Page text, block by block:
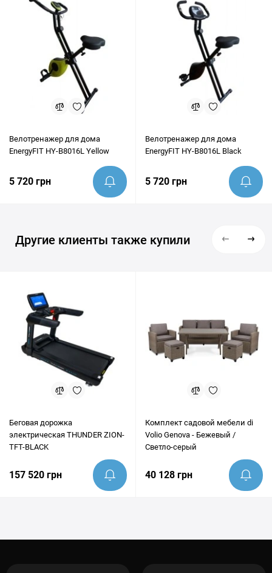
подходит под ваши цели.
Велотренажер для дома
EnergyFIT HY-B8016L Yellow
5 720 грн
Велотренажер для дома
EnergyFIT HY-B8016L Black
5 720 грн
Другие клиенты также купили
Беговая дорожка
электрическая THUNDER ZION-
TFT-BLACK
157 520 грн
Комплект садовой мебели di
Volio Genova - Бежевый /
Светло-серый
40 128 грн